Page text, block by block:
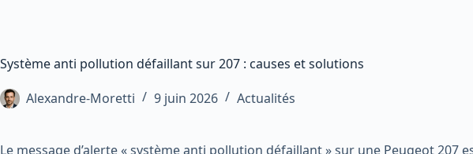
Système anti pollution défaillant sur 207 : causes et solutions
Alexandre-Moretti
9 juin 2026 Actualités
Le message d’alerte « système anti pollution défaillant » sur une Peugeot